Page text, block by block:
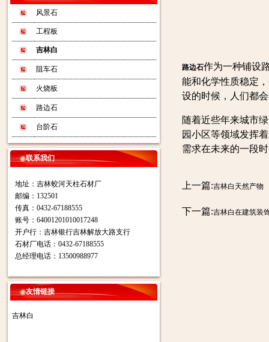
风景石
工程板
吉林白
阻车石
火烧板
路边石
台阶石
联系我们
地址：吉林蛟河天柱石材厂
邮编：132501
传真：0432-67188555
账号：64001201010017248
开户行：吉林银行吉林解放大路支行
石材厂电话：0432-67188555
总经理电话：13500988977
友情链接
吉林白
路边石作为一种铺设
能和化学性质稳定
设的时候，人们都
随着近些年来城市
园小区等领域发挥
需求在未来的一段
上一篇:吉林白天然产物
下一篇:吉林白在建筑装